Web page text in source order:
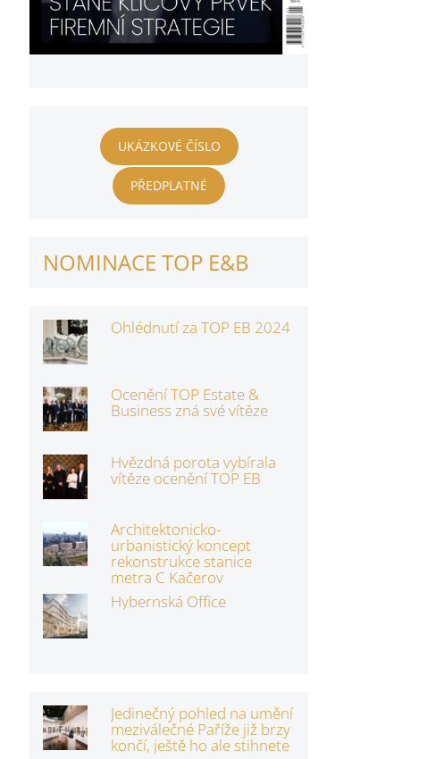
UKÁZKOVÉ ČÍSLO
PŘEDPLATNÉ
NOMINACE TOP E&B
Ohlédnutí za TOP EB 2024
Ocenění TOP Estate &
Business zná své vítěze
Hvězdná porota vybírala
vítěze ocenění TOP EB
Architektonicko-
urbanistický koncept
rekonstrukce stanice
metra C Kačerov
Hybernská Office
Jedinečný pohled na umění
meziválečné Paříže již brzy
končí, ještě ho ale stihnete